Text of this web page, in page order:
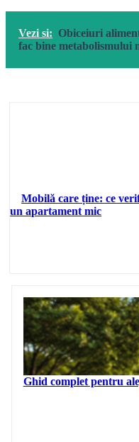
Vezi si: Obiceiuri
fac bine metabolismului
Mobilă care ține: ce
un apartament mic
Ghid complet pentru